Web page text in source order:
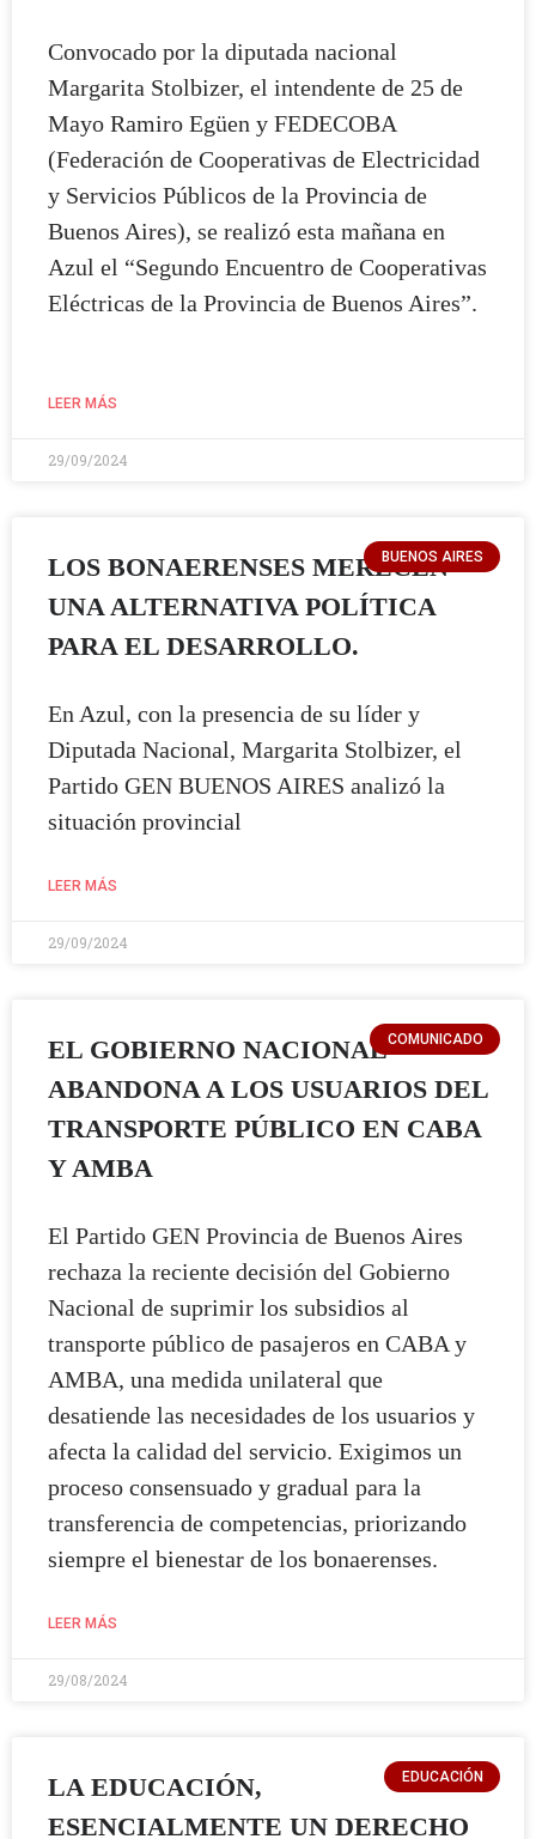
Convocado por la diputada nacional
Margarita Stolbizer, el intendente de 25 de
Mayo Ramiro Egüen y FEDECOBA
(Federación de Cooperativas de Electricidad
y Servicios Públicos de la Provincia de
Buenos Aires), se realizó esta mañana en
Azul el “Segundo Encuentro de Cooperativas
Eléctricas de la Provincia de Buenos Aires”.
LEER MÁS
29/09/2024
BUENOS AIRES
LOS BONAERENSES MERECEN
UNA ALTERNATIVA POLÍTICA
PARA EL DESARROLLO.
En Azul, con la presencia de su líder y
Diputada Nacional, Margarita Stolbizer, el
Partido GEN BUENOS AIRES analizó la
situación provincial
LEER MÁS
29/09/2024
COMUNICADO
EL GOBIERNO NACIONAL
ABANDONA A LOS USUARIOS DEL
TRANSPORTE PÚBLICO EN CABA
Y AMBA
El Partido GEN Provincia de Buenos Aires
rechaza la reciente decisión del Gobierno
Nacional de suprimir los subsidios al
transporte público de pasajeros en CABA y
AMBA, una medida unilateral que
desatiende las necesidades de los usuarios y
afecta la calidad del servicio. Exigimos un
proceso consensuado y gradual para la
transferencia de competencias, priorizando
siempre el bienestar de los bonaerenses.
LEER MÁS
29/08/2024
EDUCACIÓN
LA EDUCACIÓN,
ESENCIALMENTE UN DERECHO